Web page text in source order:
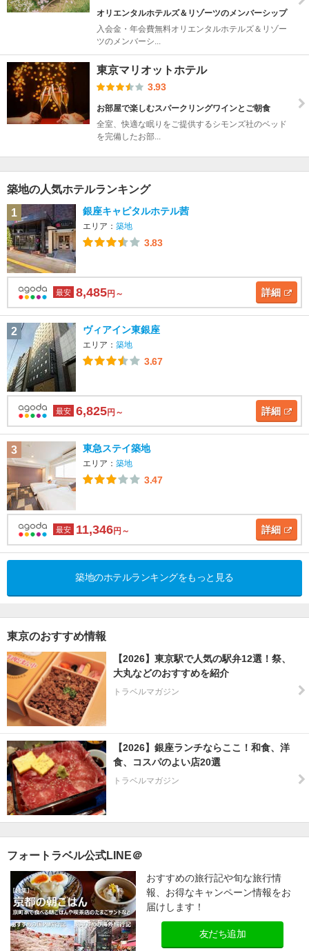
オリエンタルホテルズ＆リゾーツのメンバーシップ
入会金・年会費無料オリエンタルホテルズ＆リゾー
ツのメンバーシ...
東京マリオットホテル
3.93
お部屋で楽しむスパークリングワインとご朝食
全室、快適な眠りをご提供するシモンズ社のベッド
を完備したお部...
築地の人気ホテルランキング
1
銀座キャピタルホテル茜
エリア： 築地
3.83
最安 8,485円～ 詳細
2 ヴィアイン東銀座
エリア： 築地
3.67
最安 6,825円～ 詳細
3 東急ステイ築地
エリア： 築地
3.47
最安 11,346円～ 詳細
築地のホテルランキングをもっと見る
東京のおすすめ情報
【2026】東京駅で人気の駅弁12選！祭、
大丸などのおすすめを紹介
トラベルマガジン
【2026】銀座ランチならここ！和食、洋
食、コスパのよい店20選
トラベルマガジン
フォートラベル公式LINE＠
おすすめの旅行記や旬な旅行情
報、お得なキャンペーン情報をお
届けします！
友だち追加